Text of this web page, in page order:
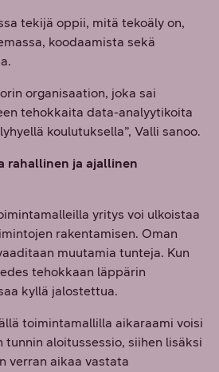
tekijä oppii, mitä tekoäly on,
koodaamista sekä
organisaation, joka sai
tehokkaita data-analyytikoita
koulutuksella”, Valli sanoo.
rahallinen ja ajallinen
yritys voi ulkoistaa
rakentamisen. Oman
muutamia tunteja. Kun
tehokkaan läppärin
kyllä jalostettua.
toimintamallilla aikaraami voisi
aloitussessio, siihen lisäksi
verran aikaa vastata